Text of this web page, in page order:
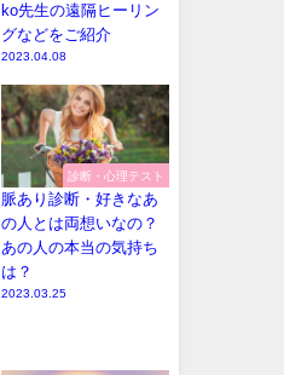
ko先生の遠隔ヒーリン
グなどをご紹介
2023.04.08
診断・心理テスト
脈あり診断・好きなあ
の人とは両想いなの？
あの人の本当の気持ち
は？
2023.03.25